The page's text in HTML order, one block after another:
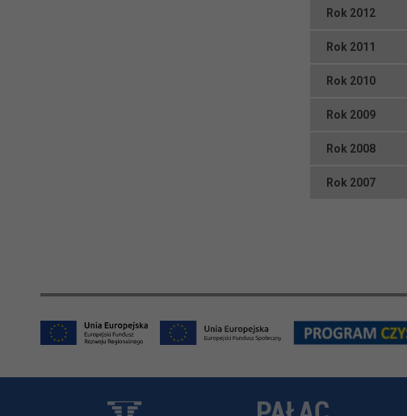
Rok 2012
Rok 2011
Rok 2010
Rok 2009
Rok 2008
Rok 2007